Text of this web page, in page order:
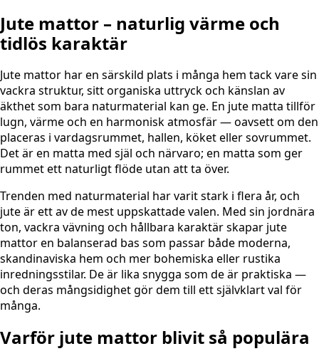
Jute mattor – naturlig värme och
tidlös karaktär
Jute mattor har en särskild plats i många hem tack vare sin
vackra struktur, sitt organiska uttryck och känslan av
äkthet som bara naturmaterial kan ge. En jute matta tillför
lugn, värme och en harmonisk atmosfär — oavsett om den
placeras i vardagsrummet, hallen, köket eller sovrummet.
Det är en matta med själ och närvaro; en matta som ger
rummet ett naturligt flöde utan att ta över.
Trenden med naturmaterial har varit stark i flera år, och
jute är ett av de mest uppskattade valen. Med sin jordnära
ton, vackra vävning och hållbara karaktär skapar jute
mattor en balanserad bas som passar både moderna,
skandinaviska hem och mer bohemiska eller rustika
inredningsstilar. De är lika snygga som de är praktiska —
och deras mångsidighet gör dem till ett självklart val för
många.
Varför jute mattor blivit så populära